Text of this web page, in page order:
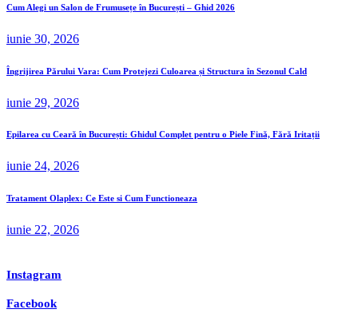
Cum Alegi un Salon de Frumusețe în București – Ghid 2026
iunie 30, 2026
Îngrijirea Părului Vara: Cum Protejezi Culoarea și Structura în Sezonul Cald
iunie 29, 2026
Epilarea cu Ceară în București: Ghidul Complet pentru o Piele Fină, Fără Iritații
iunie 24, 2026
Tratament Olaplex: Ce Este si Cum Functioneaza
iunie 22, 2026
Instagram
Facebook